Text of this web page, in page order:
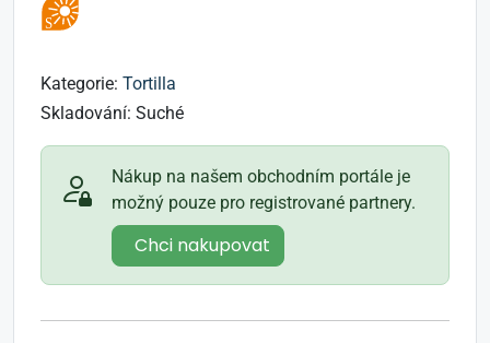
Kategorie: Tortilla
Skladování: Suché
Nákup na našem obchodním portále je
možný pouze pro registrované partnery.
Chci nakupovat